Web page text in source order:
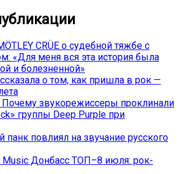
CRÜE о судебной тяжбе с
«Для меня вся эта история была
и болезненной»
о том, как пришла в рок —
Почему звукорежиссеры проклинали
группы Deep Purple при
панк повлиял на звучание русского
Music Донбасс ТОП–8 июля: рок-